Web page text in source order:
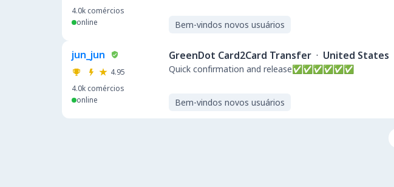
4.0k comércios
online
Bem-vindos novos usuários
jun_jun
4.95
4.0k comércios
online
GreenDot Card2Card Transfer · United States
Quick confirmation and release✅✅✅✅✅✅
Bem-vindos novos usuários